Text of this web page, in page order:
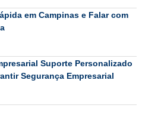
em Campinas e Falar com
Suporte Personalizado
Segurança Empresarial